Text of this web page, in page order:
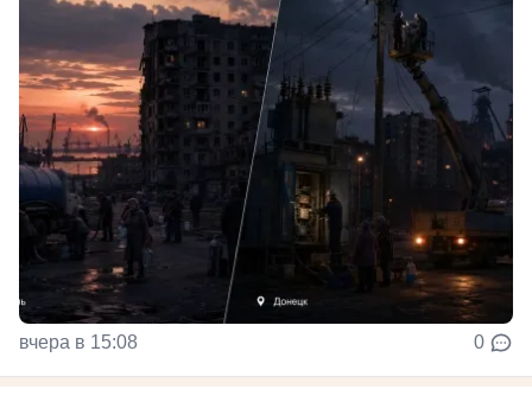
вчера в 15:08 0